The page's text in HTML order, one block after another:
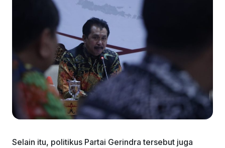
Selain itu, politikus Partai Gerindra tersebut juga